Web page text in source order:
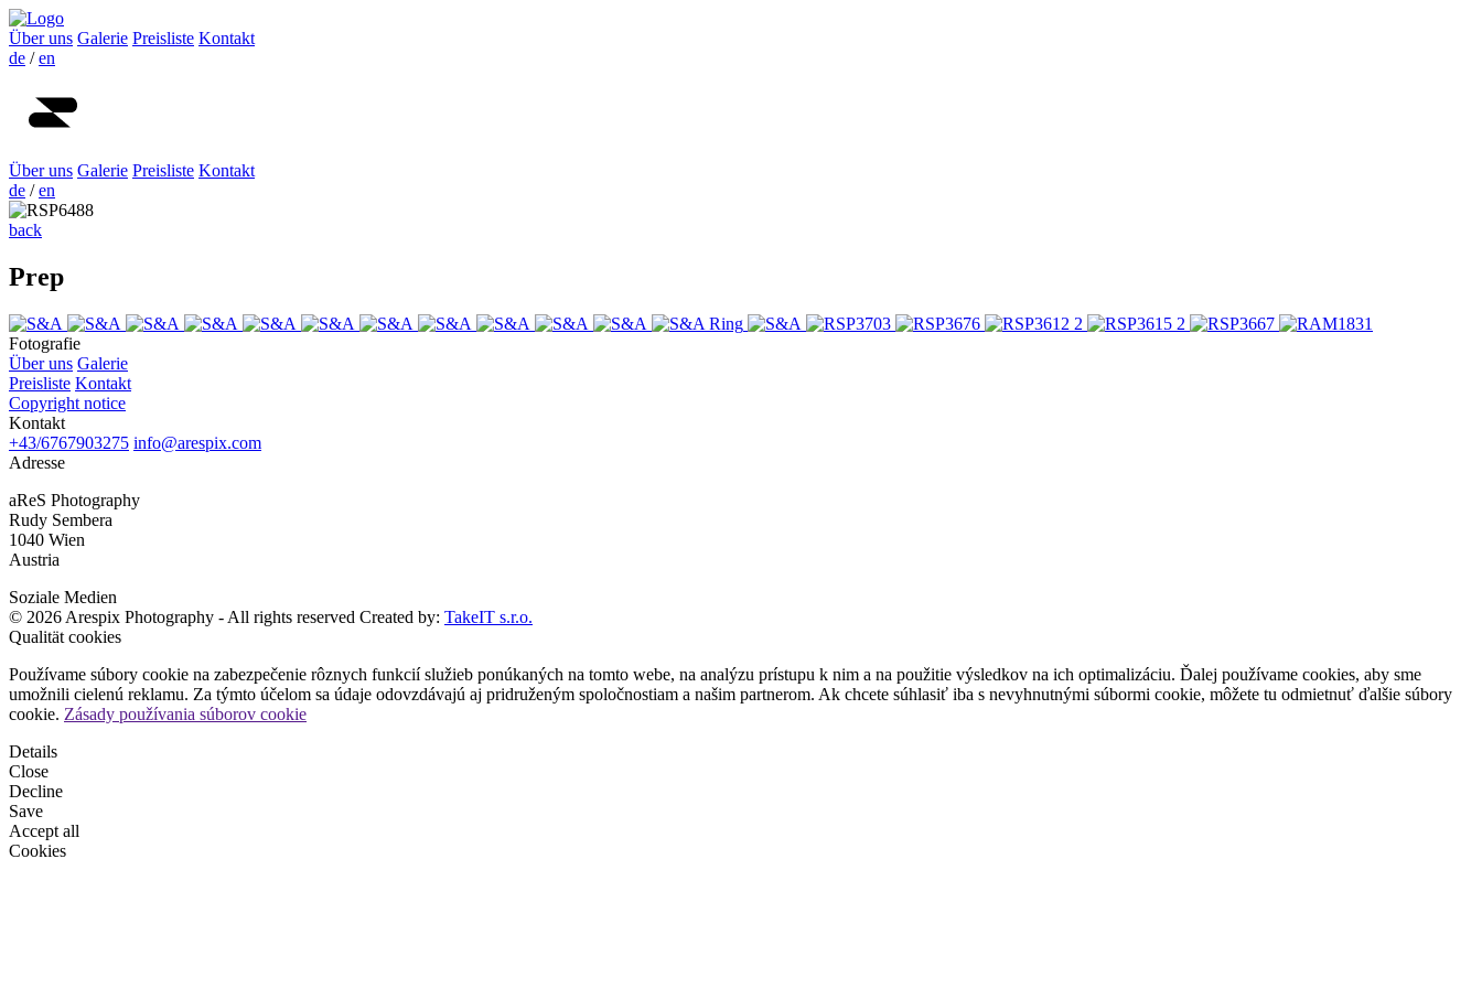
Über uns Galerie Preisliste Kontakt
de / en
Über uns Galerie Preisliste Kontakt
de / en
back
Prep
Fotografie
Über uns Galerie
Preisliste Kontakt
Copyright notice
Kontakt
+43/6767903275 info@arespix.com
Adresse
aReS Photography
Rudy Sembera
1040 Wien
Austria
Soziale Medien
© 2026 Arespix Photography - All rights reserved Created by: TakeIT s.r.o.
Qualität cookies
Používame súbory cookie na zabezpečenie rôznych funkcií služieb ponúkaných na tomto webe, na analýzu prístupu k nim a na použitie výsledkov na ich optimalizáciu. Ďalej používame cookies, aby sme
umožnili cielenú reklamu. Za týmto účelom sa údaje odovzdávajú aj pridruženým spoločnostiam a našim partnerom. Ak chcete súhlasiť iba s nevyhnutnými súbormi cookie, môžete tu odmietnuť ďalšie súbory
cookie. Zásady používania súborov cookie
Details
Close
Decline
Save
Accept all
Cookies